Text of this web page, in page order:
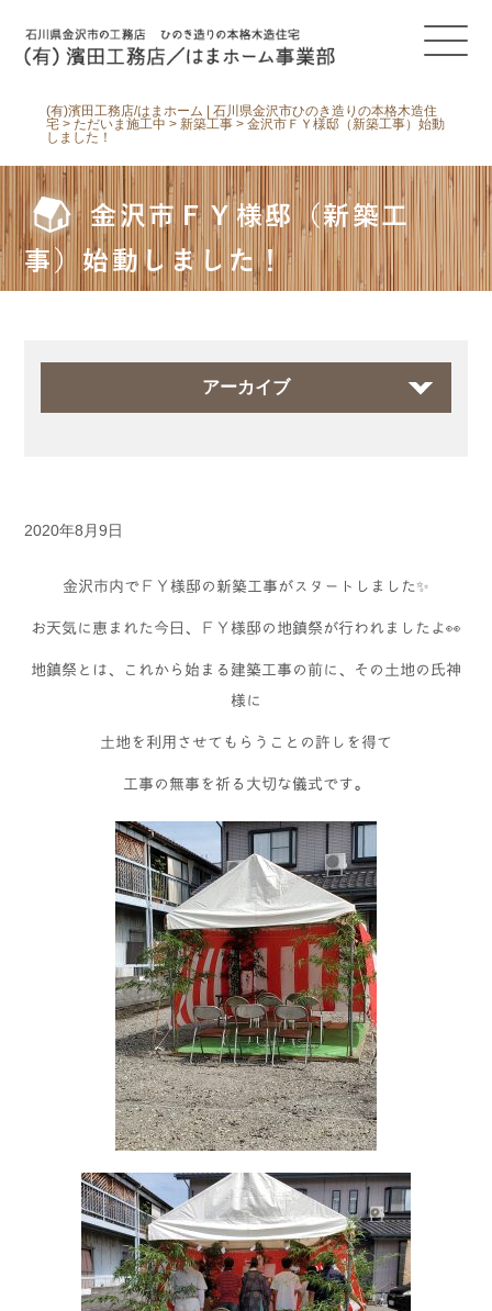
(有)濱田工務店/はまホーム | 石川県金沢市ひのき造りの本格木造住
宅 >ただいま施工中 > 新築工事 >金沢市ＦＹ様邸（新築工事）始動
しました！
金沢市ＦＹ様邸（新築工
事）始動しました！
アーカイブ
2020年8月9日
金沢市内でＦＹ様邸の新築工事がスタートしました✨
お天気に恵まれた今日、ＦＹ様邸の地鎮祭が行われましたよ👀
地鎮祭とは、これから始まる建築工事の前に、その土地の氏神
様に
土地を利用させてもらうことの許しを得て
工事の無事を祈る大切な儀式です。